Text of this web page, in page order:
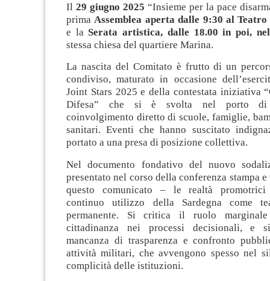
Il 29 giugno 2025 “Insieme per la pace
primaAssemblea aperta dalle 9:30 al
e la Serata artistica, dalle 18.00 in poi,
stessa chiesa del quartiere Marina.
La nascita del Comitato è frutto di un
condiviso, maturato in occasione
Joint Stars 2025 e della contestata iniziativa
Difesa” che si è svolta nel porto di
coinvolgimento diretto di scuole, famiglie,
sanitari. Eventi che hanno suscitato
portato a una presa di posizione collettiva.
Nel documento fondativo del nuovo
presentato nel corso della conferenza stampa
questo comunicato – le realtà
continuo utilizzo della Sardegna come
permanente. Si critica il ruolo
cittadinanza nei processi decisionali, e
mancanza di trasparenza e confronto
attività militari, che avvengono spesso nel
complicità delle istituzioni.